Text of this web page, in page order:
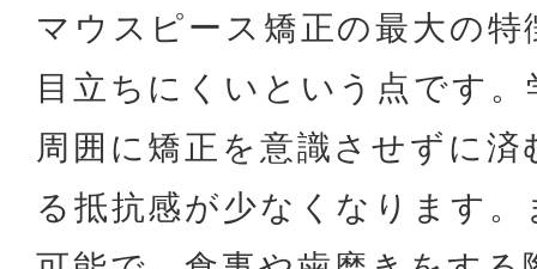
マウスピース矯正の最大の
目立ちにくいという点です
周囲に矯正を意識させずに
る抵抗感が少なくなります